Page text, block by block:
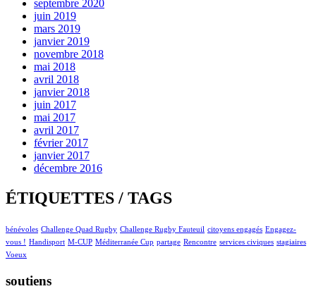
septembre 2020
juin 2019
mars 2019
janvier 2019
novembre 2018
mai 2018
avril 2018
janvier 2018
juin 2017
mai 2017
avril 2017
février 2017
janvier 2017
décembre 2016
ÉTIQUETTES / TAGS
bénévoles Challenge Quad Rugby Challenge Rugby Fauteuil citoyens engagés Engagez-
vous ! Handisport M-CUP Méditerranée Cup partage Rencontre services civiques stagiaires
Voeux
soutiens